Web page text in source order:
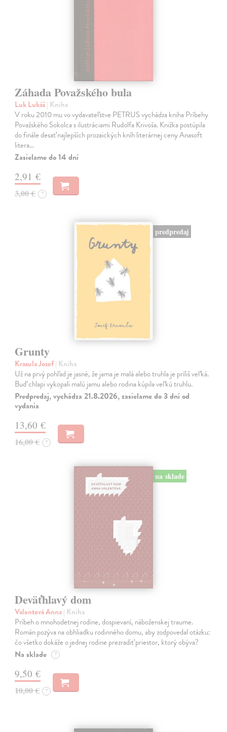
Záhada Považského bula
Luk Lukáš| Kniha
V roku 2010 mu vo vydavateľstve PETRUS vychádza kniha Príbehy
Považského Sokolca s ilustráciami Rudolfa Krivoša. Knižka postúpila
do finále desať najlepších prozaických kníh literárnej ceny Anasoft
litera…
Zasielame do 14 dní
2,91 €
3,00 € ?
predpredaj
Grunty
Krasula Jozef| Kniha
Už na prvý pohľad je jasné, že jama je malá alebo truhla je príliš veľká.
Buď chlapi vykopali malú jamu alebo rodina kúpila veľkú truhlu.
Predpredaj, vychádza 21.8.2026, zasielame do 3 dní od
vydania
13,60 €
16,00 € ?
na sklade
Deväťhlavý dom
Valentová Anna| Kniha
Príbeh o mnohodetnej rodine, dospievaní, náboženskej traume.
Román pozýva na obhliadku rodinného domu, aby zodpovedal otázku:
čo všetko dokáže o jednej rodine prezradiť priestor, ktorý obýva?
Na sklade ?
9,50 €
10,00 € ?